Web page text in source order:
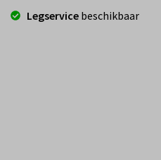
Legservicebeschikbaar